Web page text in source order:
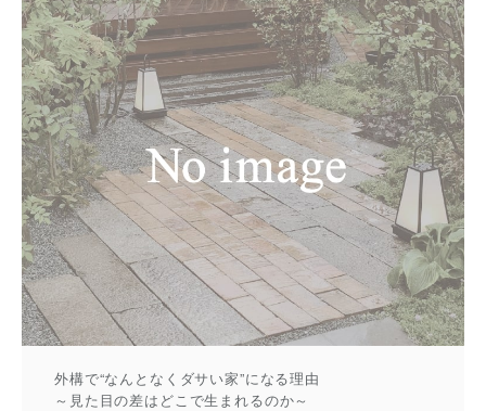
外構で“なんとなくダサい家”になる理由
～見た目の差はどこで生まれるのか～